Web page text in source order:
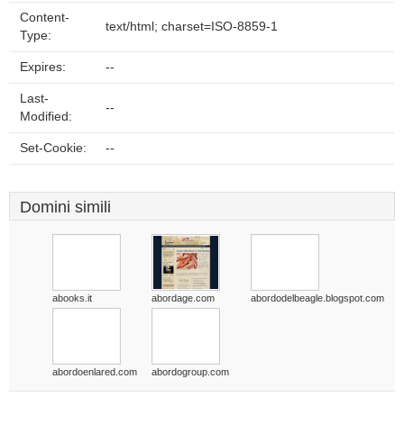
Content-
Type:
text/html; charset=ISO-8859-1
Expires: --
Last-
Modified:
--
Set-Cookie: --
Domini simili
abooks.it abordage.com abordodelbeagle.blogspot.com
abordoenlared.com abordogroup.com